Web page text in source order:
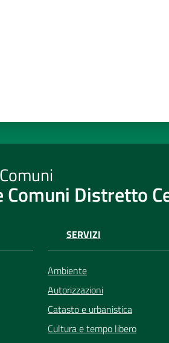
Comuni Distretto
SERVIZI
Ambiente
Autorizzazioni
Catasto e urbanistica
Cultura e tempo libero